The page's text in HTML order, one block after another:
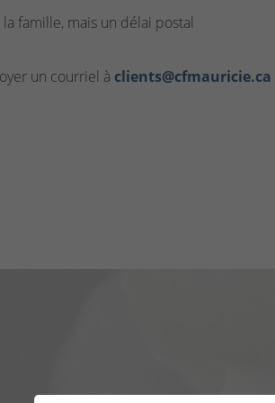
famille, mais un délai postal
un courriel à clients@cfmauricie.ca